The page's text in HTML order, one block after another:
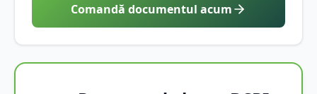
Comandă documentul acum